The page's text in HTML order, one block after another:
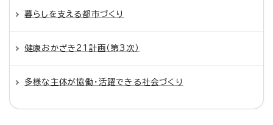
暮らしを支える都市づくり
健康おかざき21計画（第3次）
多様な主体が協働・活躍できる社会づくり